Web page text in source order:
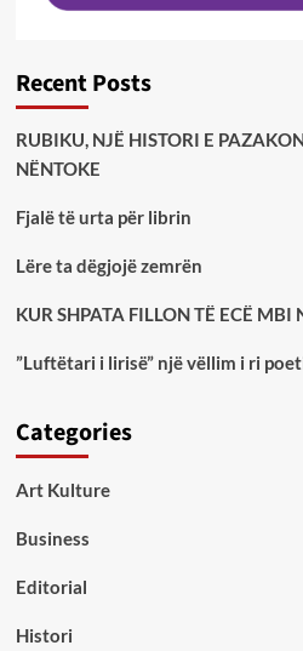
Recent Posts
RUBIKU, NJË HISTORI E
NËNTOKE
Fjalë të urta për librin
Lëre ta dëgjojë zemrën
KUR SHPATA FILLON TË ECË MBI
”Luftëtari i lirisë” një vëllim i ri
Categories
Art Kulture
Business
Editorial
Histori